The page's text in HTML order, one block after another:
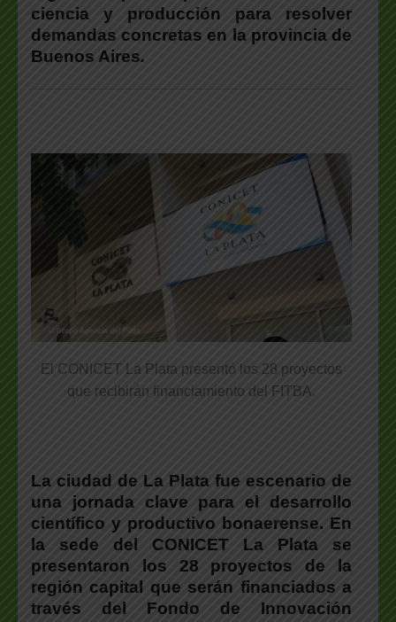
ciencia y producción para resolver
demandas concretas en la provincia de
Buenos Aires.
El CONICET La Plata presentó los 28 proyectos
que recibirán financiamiento del FITBA.
La ciudad de La Plata fue escenario de
una jornada clave para el desarrollo
científico y productivo bonaerense. En
la sede del CONICET La Plata se
presentaron los 28 proyectos de la
región capital que serán financiados a
través del Fondo de Innovación